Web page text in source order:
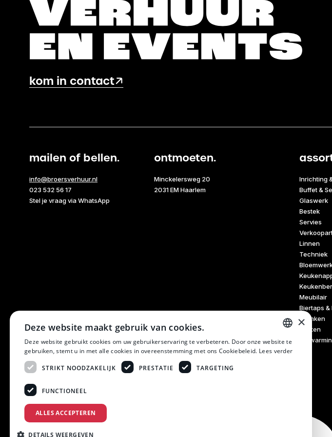
kom in contact
mailen of bellen.
info@broersverhuur.nl
023 532 56 17
Stel je vraag via WhatsApp
ontmoeten.
Minckelersweg 20
2031 EM Haarlem
Inrichting
Buffet &
Glaswerk
Bestek
Servies
Linnen
Techniek
Meubilair
Biertaps &
Dranken
Tenten
DUTCH
×
Deze website maakt gebruik van cookies.
Deze website gebruikt cookies om uw gebruikerservaring te verbeteren. Door onze website te
gebruiken, stemt u in met alle cookies in overeenstemming met ons Cookiebeleid. Lees verder
STRIKT NOODZAKELIJK PRESTATIE TARGETING
FUNCTIONEEL
ALLES ACCEPTEREN
DETAILS WEERGEVEN